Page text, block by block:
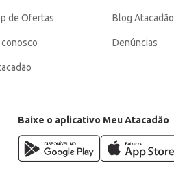
de Ofertas Blog Atacadão
Denúncias
Baixe o aplicativo Meu Atacadão